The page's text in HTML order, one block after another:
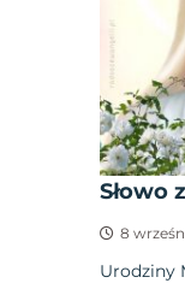
Słowo
8
Urodziny